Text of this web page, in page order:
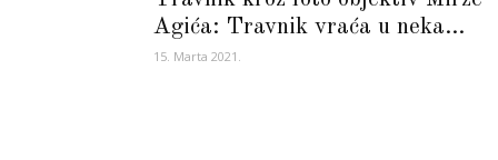
Agića: Travnik vraća u neka...
15. Marta 2021.